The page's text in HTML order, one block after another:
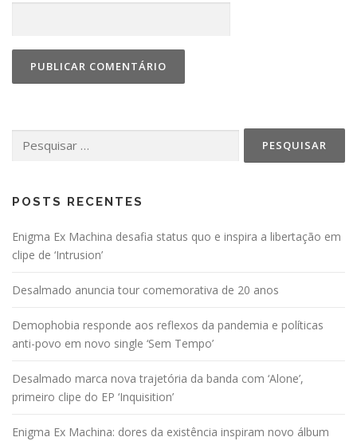
por:
POSTS RECENTES
Enigma Ex Machina desafia status quo e inspira a libertação em
clipe de ‘Intrusion’
Desalmado anuncia tour comemorativa de 20 anos
Demophobia responde aos reflexos da pandemia e políticas
anti-povo em novo single ‘Sem Tempo’
Desalmado marca nova trajetória da banda com ‘Alone’,
primeiro clipe do EP ‘Inquisition’
Enigma Ex Machina: dores da existência inspiram novo álbum